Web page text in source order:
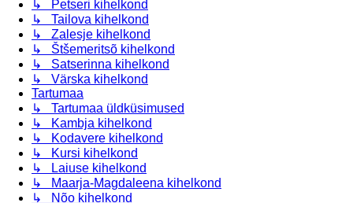
↳ Petseri kihelkond
↳ Tailova kihelkond
↳ Zalesje kihelkond
↳ Štšemeritsõ kihelkond
↳ Satserinna kihelkond
↳ Värska kihelkond
Tartumaa
↳ Tartumaa üldküsimused
↳ Kambja kihelkond
↳ Kodavere kihelkond
↳ Kursi kihelkond
↳ Laiuse kihelkond
↳ Maarja-Magdaleena kihelkond
↳ Nõo kihelkond